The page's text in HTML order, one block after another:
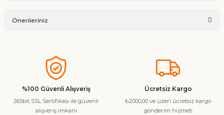
Önerileriniz
konularda yetersiz gördüğünüz noktaları öneri formunu
kullanarak tarafımıza iletebilirsiniz.
Görüş ve önerileriniz için teşekkür ederiz.
Ürün resmi kalitesiz, bozuk veya görüntülenemiyor.
%100 Güvenli Alışveriş
265bit SSL Sertifikası ile güvenli
alışveriş imkanı
Ücretsiz Kargo
₺2000,00 ve üzeri ücretsiz kargo
gönderim hizmeti